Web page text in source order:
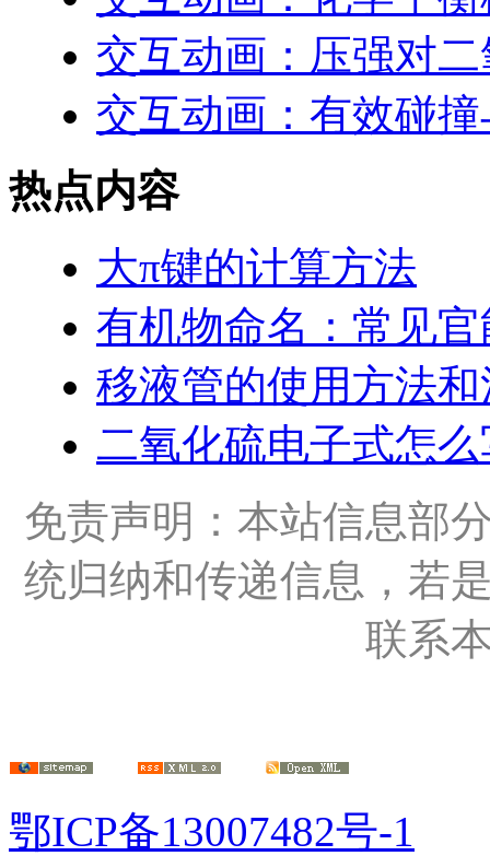
交互动画：压强对
交互动画：有效碰
热点内容
大π键的计算方法
有机物命名：常见
移液管的使用方法
二氧化硫电子式怎
免责声明：本站信息部
统归纳和传递信息，若
联系
鄂ICP备13007482号-1